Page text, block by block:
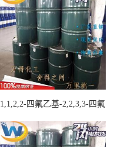
1,1,2,2-四氟乙基-2,2,3,3-四氟